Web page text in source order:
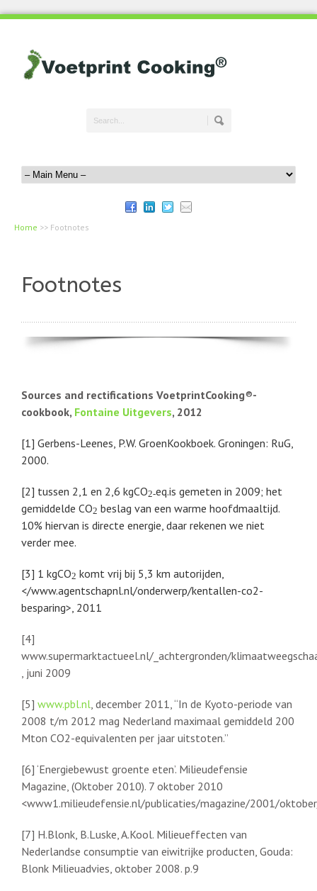
Home >> Footnotes
Footnotes
Sources and rectifications VoetprintCooking®-
cookbook, Fontaine Uitgevers, 2012
[1] Gerbens-Leenes, P.W. GroenKookboek. Groningen: RuG,
2000.
[2] tussen 2,1 en 2,6 kgCO2-eq.is gemeten in 2009; het
gemiddelde CO2 beslag van een warme hoofdmaaltijd.
10% hiervan is directe energie, daar rekenen we niet
verder mee.
[3] 1 kgCO2 komt vrij bij 5,3 km autorijden,
</www.agentschapnl.nl/onderwerp/kentallen-co2-
besparing>, 2011
[4]
www.supermarktactueel.nl/_achtergronden/
, juni 2009
[5] www.pbl.nl, december 2011, “In de Kyoto-periode van
2008 t/m 2012 mag Nederland maximaal gemiddeld 200
Mton CO2-equivalenten per jaar uitstoten.”
[6] ‘Energiebewust groente eten’. Milieudefensie
Magazine, (Oktober 2010). 7 oktober 2010
<www1.milieudefensie.nl/publicaties/magazine/2001/
[7] H.Blonk, B.Luske, A.Kool. Milieueffecten van
Nederlandse consumptie van eiwitrijke producten, Gouda:
Blonk Milieuadvies, oktober 2008. p.9